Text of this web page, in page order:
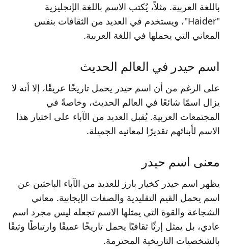
باللغة العربية. مثلاً، يُكتب الاسم باللغة الإنجليزية
"Haider"، ويستخدم في العديد من الثقافات بنفس
المعاني التي يحملها في اللغة العربية.
اسم حيدر في العالم الحديث
على الرغم من أن اسم حيدر يحمل تاريخًا عريقًا، إلا أنه لا
يزال اسمًا شائعًا في العالم الحديث، وخاصةً في
المجتمعات العربية. يُقبل العديد من الآباء على اختيار هذا
الاسم لأبنائهم تقديرًا لمعانيه الجميلة.
معنى اسم حيدر
يظهر اسم حيدر كخيار بارز للعديد من الآباء الباحثين عن
اسم يحمل القيم التقليدية والصفات الإيجابية. معاني
الشجاعة والقوة التي يمثلها الاسم تجعله ليس مجرد اسم
عادي، بل يمثل إرثًا ثقافيًا يحمل تاريخًا عميقًا وارتباطًا وثيقًا
بالشخصيات التاريخية المحترمة.